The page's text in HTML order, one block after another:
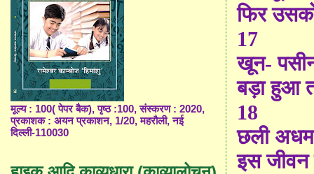
फिर
17
खून-
बड़ा हुआ
18
छली
इस जीवन
मूल्य : 100( पेपर बैक), पृष्ठ :100, संस्करण : 2020,
प्रकाशक : अयन प्रकाशन, 1/20, महरौली, नई
दिल्ली-110030